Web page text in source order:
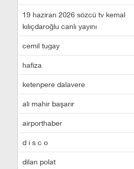
19 haziran 2026 sözcü tv kemal
kılıçdaroğlu canlı yayını
cemil tugay
hafiza
ketenpere dalavere
ali mahir başarır
airporthaber
d i s c o
dilan polat